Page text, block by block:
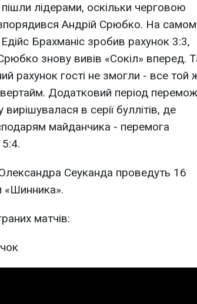
лідерами, оскільки черговою
Андрій Срюбко. На
Брахманіс зробив рахунок 3:3,
знову вивів «Сокіл» вперед.
рахунок гості не змогли - все той
Додатковий період
в серії буллітів, де
майданчика - перемога
Олександра Сеуканда проведуть 16
«Шинника».
матчів: